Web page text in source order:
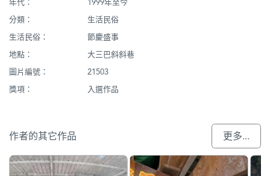
年代：
1999年至今
分類：
生活民俗
生活民俗：
節慶盛事
地點：
大三巴斜斜巷
圖片編號：
21503
獎項：
入選作品
作者的其它作品 更多...